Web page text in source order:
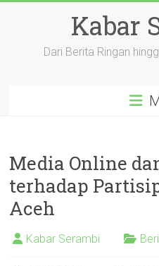
Kabar
Dari Berita Ringan
Media Online
terhadap
Aceh
Kabar Serambi